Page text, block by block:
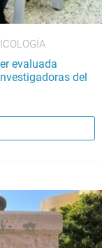
evaluada
del